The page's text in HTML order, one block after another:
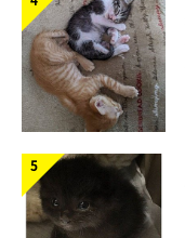
お得なリピート料金